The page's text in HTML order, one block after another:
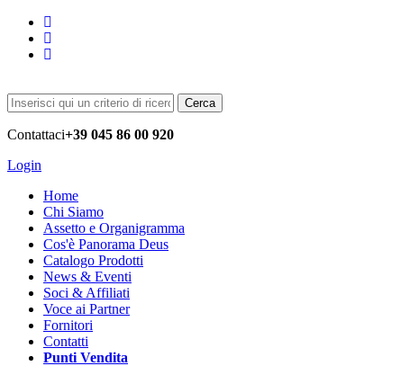
Cerca
Contattaci+39 045 86 00 920
Login
Home
Chi Siamo
Assetto e Organigramma
Cos'è Panorama Deus
Catalogo Prodotti
News & Eventi
Soci & Affiliati
Voce ai Partner
Fornitori
Contatti
Punti Vendita